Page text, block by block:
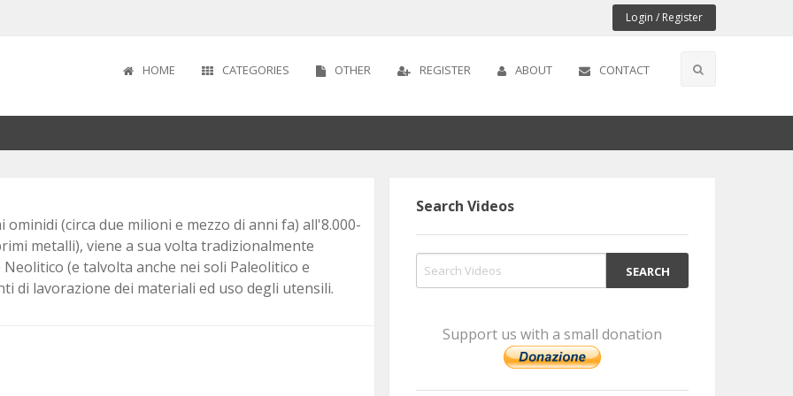
Login / Register
HOME CATEGORIES OTHER REGISTER ABOUT CONTACT
(circa due milioni e mezzo di anni fa) all'8.000-
metalli), viene a sua volta tradizionalmente
(e talvolta anche nei soli Paleolitico e
di lavorazione dei materiali ed uso degli utensili.
Search Videos
Support us with a small donation